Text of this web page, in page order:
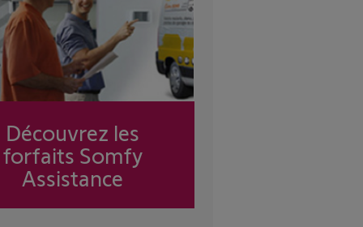
Découvrez les
forfaits Somfy
Assistance